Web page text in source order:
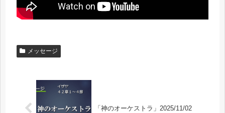
メッセージ
「神のオーケストラ」2025/11/02